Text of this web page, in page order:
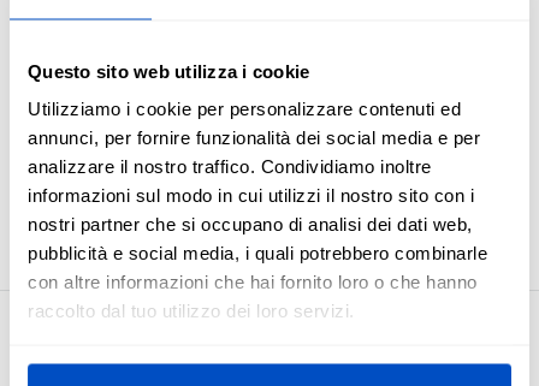
Questo sito web utilizza i cookie
Utilizziamo i cookie per personalizzare contenuti ed
annunci, per fornire funzionalità dei social media e per
analizzare il nostro traffico. Condividiamo inoltre
informazioni sul modo in cui utilizzi il nostro sito con i
nostri partner che si occupano di analisi dei dati web,
pubblicità e social media, i quali potrebbero combinarle
con altre informazioni che hai fornito loro o che hanno
raccolto dal tuo utilizzo dei loro servizi.
chiara. Le etichette taglia devono essere piegate a metà e
queste etichette all'etichetta principale del marchio, quindi
attaccano entrambe sul proprio capo.
Assicurati che i tuoi clienti, amici o familiari abbiano
sempre il meglio fornendo ai tuoi articoli un'etichetta di
taglia chiara. La dimensione di queste etichette è 4 x 1 cm /
1,57" x 0,93"